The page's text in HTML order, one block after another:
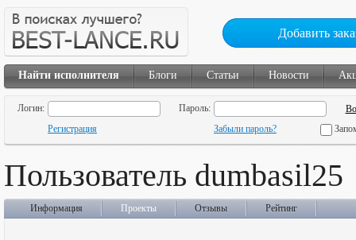
Добавить
Найти исполнителя Блоги Статьи Новости
Логин:
Пароль:
Регистрация
Забыли пароль?
Пользователь dumbasil25
Информация Проекты Отзывы Рейтинг